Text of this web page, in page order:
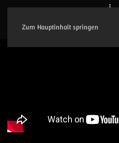
Zum Hauptinhalt springen